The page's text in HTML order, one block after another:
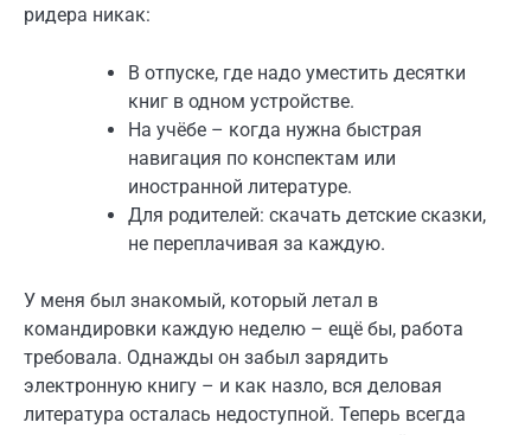
ридера никак:
В отпуске, где надо уместить десятки
книг в одном устройстве.
На учёбе – когда нужна быстрая
навигация по конспектам или
иностранной литературе.
Для родителей: скачать детские сказки,
не переплачивая за каждую.
У меня был знакомый, который летал в
командировки каждую неделю – ещё бы, работа
требовала. Однажды он забыл зарядить
электронную книгу – и как назло, вся деловая
литература осталась недоступной. Теперь всегда